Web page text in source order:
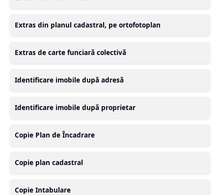
Extras din planul cadastral, pe ortofotoplan
Extras de carte funciară colectivă
Identificare imobile după adresă
Identificare imobile după proprietar
Copie Plan de Încadrare
Copie plan cadastral
Copie Intabulare